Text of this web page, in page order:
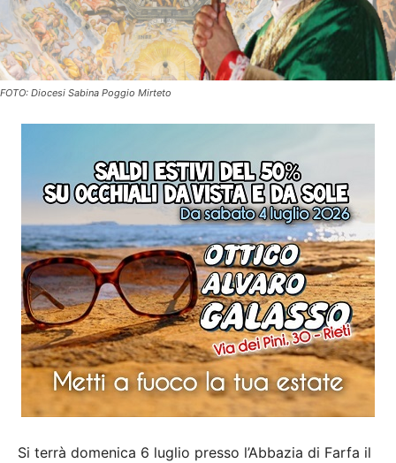
FOTO: Diocesi Sabina Poggio Mirteto
Si terrà domenica 6 luglio presso l’Abbazia di Farfa il